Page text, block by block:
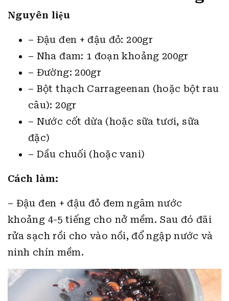
Nguyên liệu
– Đậu đen + đậu đỏ: 200gr
– Nha đam: 1 đoạn khoảng 200gr
– Đường: 200gr
– Bột thạch Carrageenan (hoặc bột rau
câu): 20gr
– Nước cốt dừa (hoặc sữa tươi, sữa
đặc)
– Dầu chuối (hoặc vani)
Cách làm:
– Đậu đen + đậu đỏ đem ngâm nước
khoảng 4-5 tiếng cho nở mềm. Sau đó đãi
rửa sạch rồi cho vào nồi, đổ ngập nước và
ninh chín mềm.